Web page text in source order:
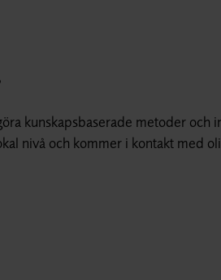
kunskapsbaserade metoder och
nivå och kommer i kontakt med